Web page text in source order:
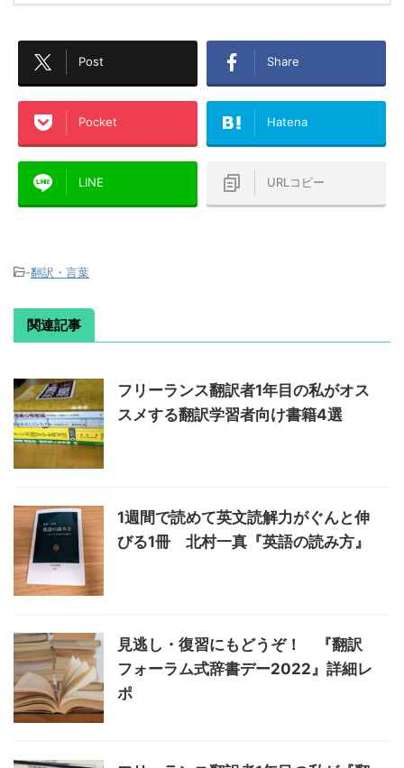
Post Share
Pocket Hatena
LINE URLコピー
-翻訳・言葉
関連記事
フリーランス翻訳者1年目の私がオス
スメする翻訳学習者向け書籍4選
1週間で読めて英文読解力がぐんと伸
びる1冊 北村一真『英語の読み方』
見逃し・復習にもどうぞ！ 『翻訳
フォーラム式辞書デー2022』詳細レ
ポ